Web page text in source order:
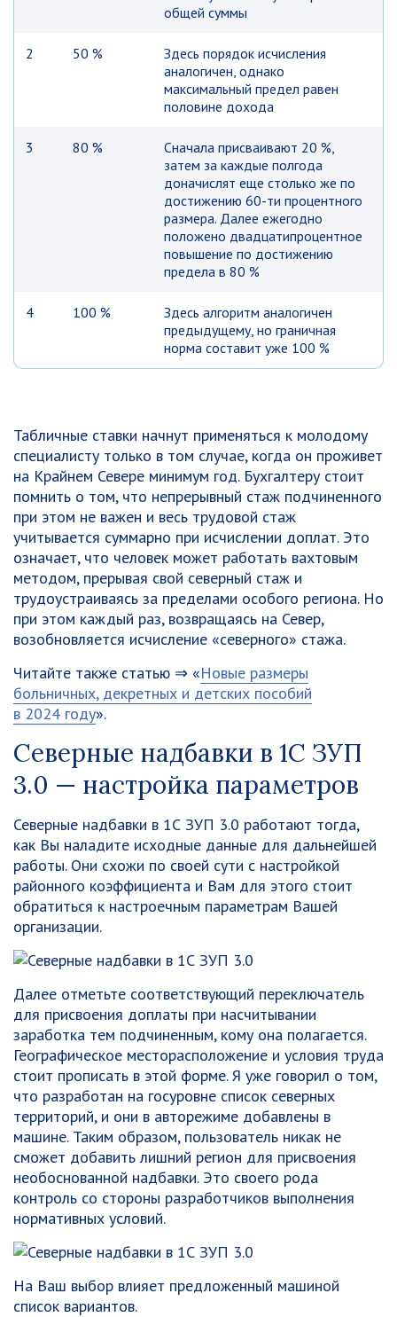
общей суммы
2 50 %
Здесь порядок исчисления
аналогичен, однако
максимальный предел равен
половине дохода
3 80 %
Сначала присваивают 20 %,
затем за каждые полгода
доначислят еще столько же по
достижению 60-ти процентного
размера. Далее ежегодно
положено двадцатипроцентное
повышение по достижению
предела в 80 %
4 100 %
Здесь алгоритм аналогичен
предыдущему, но граничная
норма составит уже 100 %
Табличные ставки начнут применяться к молодому
специалисту только в том случае, когда он проживет
на Крайнем Севере минимум год. Бухгалтеру стоит
помнить о том, что непрерывный стаж подчиненного
при этом не важен и весь трудовой стаж
учитывается суммарно при исчислении доплат. Это
означает, что человек может работать вахтовым
методом, прерывая свой северный стаж и
трудоустраиваясь за пределами особого региона. Но
при этом каждый раз, возвращаясь на Север,
возобновляется исчисление «северного» стажа.
Читайте также статью ⇒ «Новые размеры
больничных, декретных и детских пособий
в 2024 году».
Северные надбавки в 1С ЗУП
3.0 — настройка параметров
Северные надбавки в 1С ЗУП 3.0 работают тогда,
как Вы наладите исходные данные для дальнейшей
работы. Они схожи по своей сути с настройкой
районного коэффициента и Вам для этого стоит
обратиться к настроечным параметрам Вашей
организации.
Далее отметьте соответствующий переключатель
для присвоения доплаты при насчитывании
заработка тем подчиненным, кому она полагается.
Географическое месторасположение и условия труда
стоит прописать в этой форме. Я уже говорил о том,
что разработан на госуровне список северных
территорий, и они в авторежиме добавлены в
машине. Таким образом, пользователь никак не
сможет добавить лишний регион для присвоения
необоснованной надбавки. Это своего рода
контроль со стороны разработчиков выполнения
нормативных условий.
На Ваш выбор влияет предложенный машиной
список вариантов.